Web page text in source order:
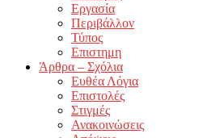
Εργασία
Περιβάλλον
Τύπος
Επιστημη
Άρθρα – Σχόλια
Ευθέα Λόγια
Επιστολές
Στιγμές
Ανακοινώσεις